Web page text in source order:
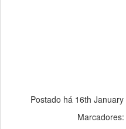
Postado há 16th January
Marcadores: